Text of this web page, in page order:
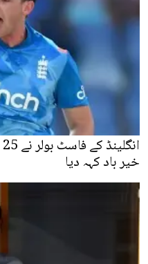
خیر باد کہہ دیا